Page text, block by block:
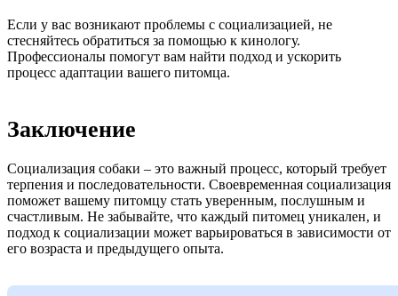
Если у вас возникают проблемы с социализацией, не
стесняйтесь обратиться за помощью к кинологу.
Профессионалы помогут вам найти подход и ускорить
процесс адаптации вашего питомца.
Заключение
Социализация собаки – это важный процесс, который требует
терпения и последовательности. Своевременная социализация
поможет вашему питомцу стать уверенным, послушным и
счастливым. Не забывайте, что каждый питомец уникален, и
подход к социализации может варьироваться в зависимости от
его возраста и предыдущего опыта.